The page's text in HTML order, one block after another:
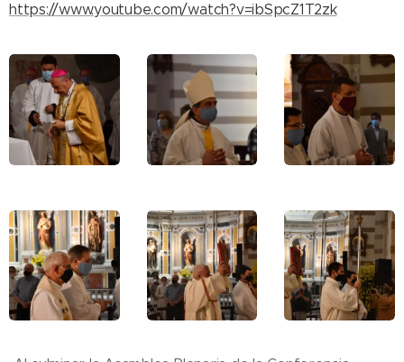
https://www.youtube.com/watch?v=ibSpcZ1T2zk